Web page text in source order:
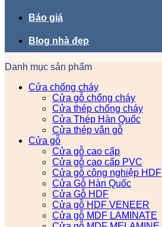
Báo giá
Blog nhà đẹp
Danh mục sản phẩm
Cửa chống cháy
Cửa gỗ chống cháy
Cửa thép chống cháy
Cửa Thép Hàn Quốc
Cửa thép vân gỗ
Cửa gỗ
Cửa gỗ cao cấp
Cửa gỗ cao cấp PVC
Cửa gỗ công nghiệp HDF
Cửa Gỗ Hàn Quốc
Cửa Gỗ HDF
Cửa gỗ HDF VENEER
Cửa gỗ MDF LAMINATE